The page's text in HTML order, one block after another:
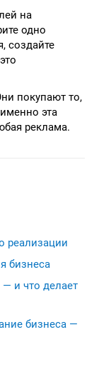
на
одно
создайте
покупают то,
эта
реклама.
реализации
бизнеса
и что делает
бизнеса —